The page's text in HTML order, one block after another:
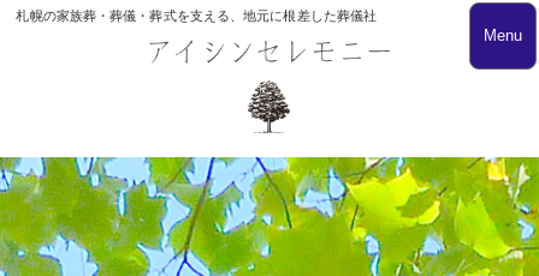
札幌の家族葬・葬儀・葬式を支える、地元に根差した葬儀社
Menu